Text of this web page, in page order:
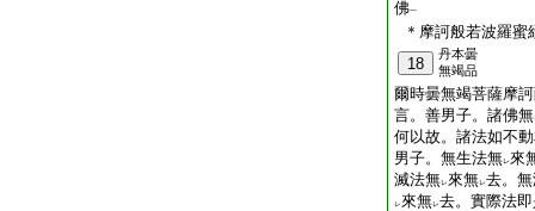
佛一
＊摩訶般若波羅蜜
18
丹本曇
無竭品
爾時曇無竭菩薩摩
言。善男子。諸佛無
何以故。諸法如不
男子。無生法無レ來
滅法無レ來無レ去。
レ來無レ去。實際法